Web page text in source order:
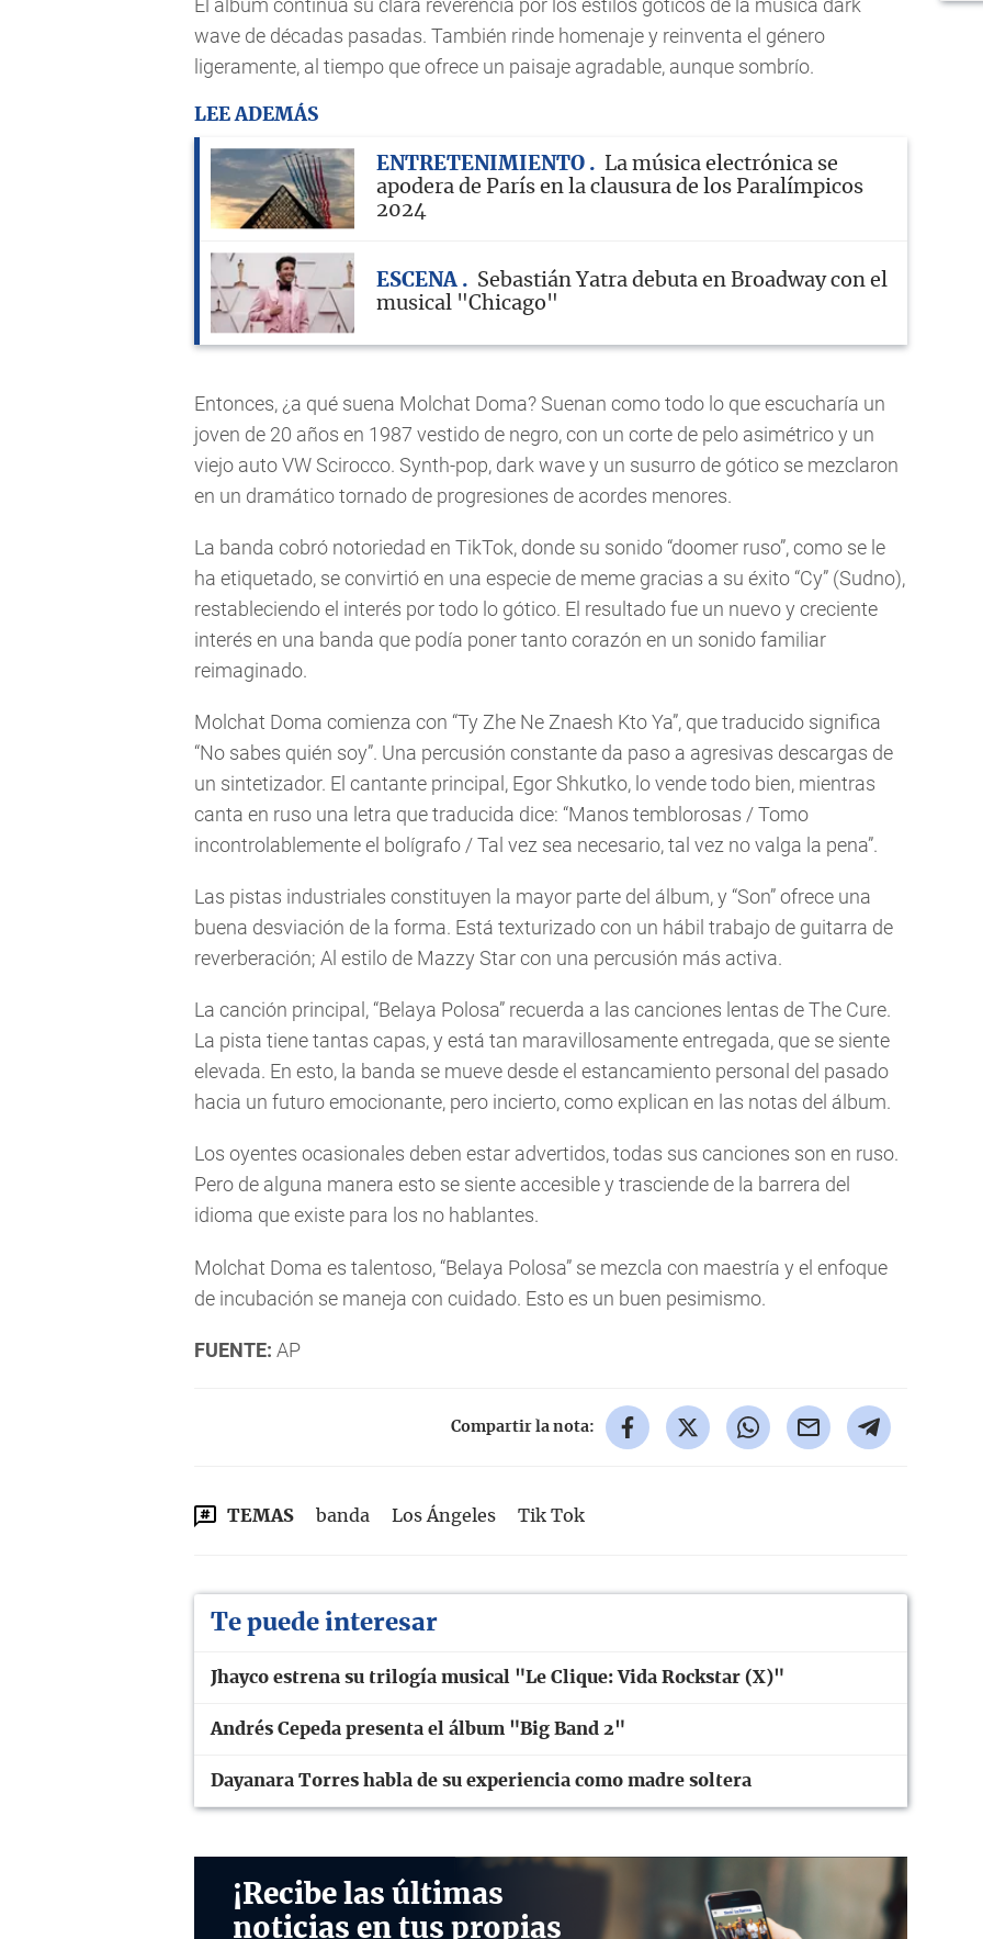
El álbum continúa su clara reverencia por los estilos góticos de la música dark
wave de décadas pasadas. También rinde homenaje y reinventa el género
ligeramente, al tiempo que ofrece un paisaje agradable, aunque sombrío.
LEE ADEMÁS
ENTRETENIMIENTO
La música electrónica se
apodera de París en la clausura de los Paralímpicos
2024
ESCENA
Sebastián Yatra debuta en Broadway con el
musical "Chicago"
Entonces, ¿a qué suena Molchat Doma? Suenan como todo lo que escucharía un
joven de 20 años en 1987 vestido de negro, con un corte de pelo asimétrico y un
viejo auto VW Scirocco. Synth-pop, dark wave y un susurro de gótico se mezclaron
en un dramático tornado de progresiones de acordes menores.
La banda cobró notoriedad en TikTok, donde su sonido “doomer ruso”, como se le
ha etiquetado, se convirtió en una especie de meme gracias a su éxito “Cy” (Sudno),
restableciendo el interés por todo lo gótico. El resultado fue un nuevo y creciente
interés en una banda que podía poner tanto corazón en un sonido familiar
reimaginado.
Molchat Doma comienza con “Ty Zhe Ne Znaesh Kto Ya”, que traducido significa
“No sabes quién soy”. Una percusión constante da paso a agresivas descargas de
un sintetizador. El cantante principal, Egor Shkutko, lo vende todo bien, mientras
canta en ruso una letra que traducida dice: “Manos temblorosas / Tomo
incontrolablemente el bolígrafo / Tal vez sea necesario, tal vez no valga la pena”.
Las pistas industriales constituyen la mayor parte del álbum, y “Son” ofrece una
buena desviación de la forma. Está texturizado con un hábil trabajo de guitarra de
reverberación; Al estilo de Mazzy Star con una percusión más activa.
La canción principal, “Belaya Polosa” recuerda a las canciones lentas de The Cure.
La pista tiene tantas capas, y está tan maravillosamente entregada, que se siente
elevada. En esto, la banda se mueve desde el estancamiento personal del pasado
hacia un futuro emocionante, pero incierto, como explican en las notas del álbum.
Los oyentes ocasionales deben estar advertidos, todas sus canciones son en ruso.
Pero de alguna manera esto se siente accesible y trasciende de la barrera del
idioma que existe para los no hablantes.
Molchat Doma es talentoso, “Belaya Polosa” se mezcla con maestría y el enfoque
de incubación se maneja con cuidado. Esto es un buen pesimismo.
FUENTE: AP
Compartir la nota:
TEMAS banda Los Ángeles Tik Tok
Te puede interesar
Jhayco estrena su trilogía musical "Le Clique: Vida Rockstar (X)"
Andrés Cepeda presenta el álbum "Big Band 2"
Dayanara Torres habla de su experiencia como madre soltera
¡Recibe las últimas
noticias en tus propias